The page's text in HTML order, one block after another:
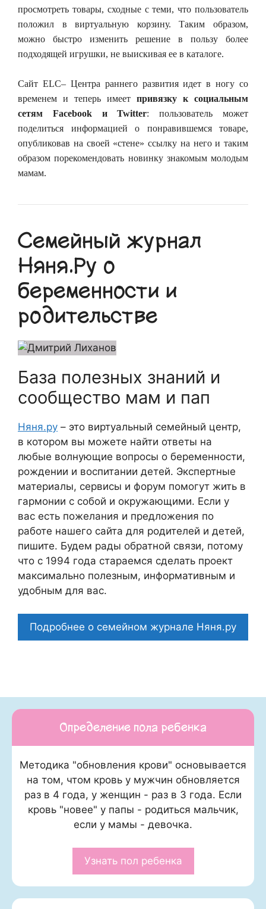
просмотреть товары, сходные с теми, что пользователь
положил в виртуальную корзину. Таким образом,
можно быстро изменить решение в пользу более
подходящей игрушки, не выискивая ее в каталоге.
Сайт ELC– Центра раннего развития идет в ногу со
временем и теперь имеет привязку к социальным
сетям Facebook иTwitter: пользователь может
поделиться информацией о понравившемся товаре,
опубликовав на своей «стене» ссылку на него и таким
образом порекомендовать новинку знакомым молодым
мамам.
Семейный журнал
Няня.Ру о
беременности и
родительстве
База полезных знаний и
сообщество мам и пап
Няня.ру – это виртуальный семейный центр,
в котором вы можете найти ответы на
любые волнующие вопросы о беременности,
рождении и воспитании детей. Экспертные
материалы, сервисы и форум помогут жить в
гармонии с собой и окружающими. Если у
вас есть пожелания и предложения по
работе нашего сайта для родителей и детей,
пишите. Будем рады обратной связи, потому
что c 1994 года стараемся сделать проект
максимально полезным, информативным и
удобным для вас.
Подробнее о семейном журнале Няня.ру
Определение пола ребенка
Методика "обновления крови" основывается
на том, чтом кровь у мужчин обновляется
раз в 4 года, у женщин - раз в 3 года. Если
кровь "новее" у папы - родиться мальчик,
если у мамы - девочка.
Узнать пол ребенка